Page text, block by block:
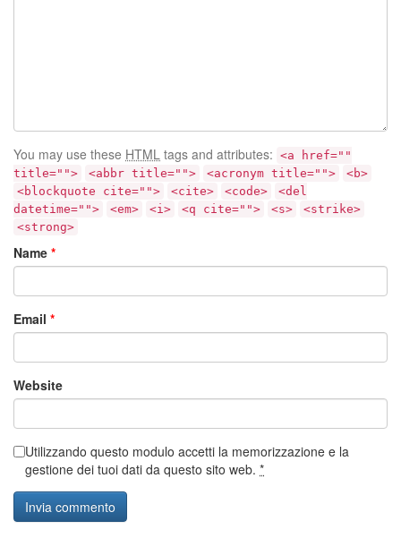
You may use these HTML tags and attributes: <a href=""
title="">
<abbr title=""> <acronym title="">
<b>
<blockquote cite="">
<cite> <code>
<del
datetime="">
<em> <i> <q cite=""> <s>
<strike>
<strong>
Name *
Email *
Website
Utilizzando questo modulo accetti la memorizzazione e la
gestione dei tuoi dati da questo sito web. *